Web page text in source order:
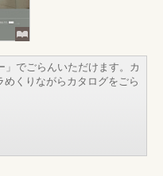
」でごらんいただけます。カ
くりながらカタログをごら